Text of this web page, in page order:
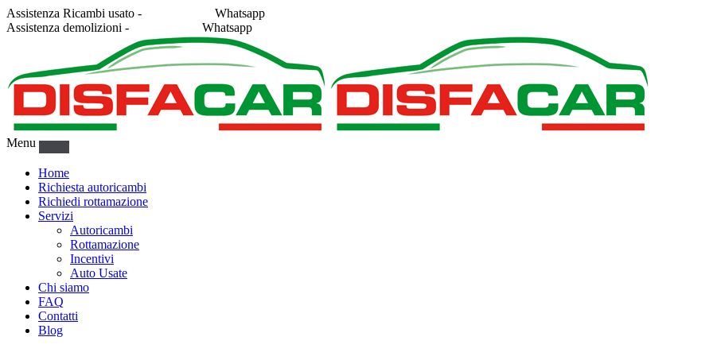
Assistenza Ricambi usato -
Whatsapp
Assistenza demolizioni -
Whatsapp
Menu
Home
Richiesta autoricambi
Richiedi rottamazione
Servizi
Autoricambi
Rottamazione
Incentivi
Auto Usate
Chi siamo
FAQ
Contatti
Blog